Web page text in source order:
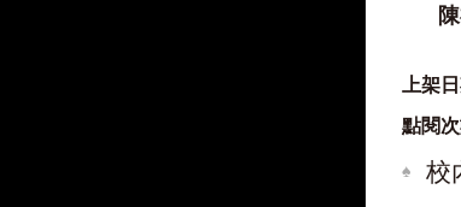
上架
點閱
校